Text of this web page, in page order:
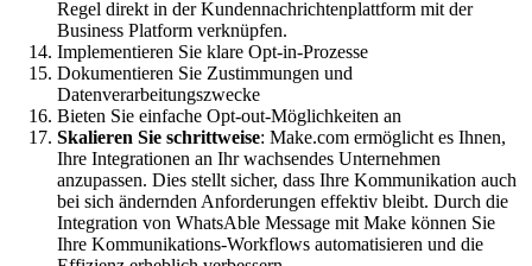
Regel direkt in der Kundennachrichtenplattform mit der
Business Platform verknüpfen.
Implementieren Sie klare Opt-in-Prozesse
Dokumentieren Sie Zustimmungen und
Datenverarbeitungszwecke
Bieten Sie einfache Opt-out-Möglichkeiten an
Skalieren Sie schrittweise: Make.com ermöglicht es Ihnen,
Ihre Integrationen an Ihr wachsendes Unternehmen
anzupassen. Dies stellt sicher, dass Ihre Kommunikation auch
bei sich ändernden Anforderungen effektiv bleibt. Durch die
Integration von WhatsAble Message mit Make können Sie
Ihre Kommunikations-Workflows automatisieren und die